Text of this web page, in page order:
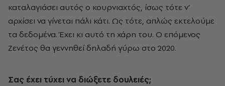
καταλαγιάσει αυτός ο κουρνιαχτός, ίσως τότε ν’
αρχίσει να γίνεται πάλι κάτι. Ως τότε, απλώς εκτελούμε
τα δεδομένα. Έχει κι αυτό τη χάρη του. Ο επόμενος
Ζενέτος θα γεννηθεί δηλαδή γύρω στο 2020.
Σας έχει τύχει να διώξετε δουλειές;